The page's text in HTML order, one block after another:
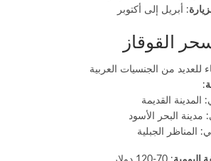
: أبريل إلى أكتوبر
للعديد من الجنسيات العربية
:
المدينة القديمة
مدينة البحر الأسود
المناظر الجبلية